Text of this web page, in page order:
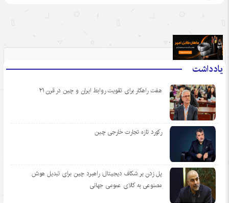
یادداشت
هفت راهکار برای تقویت روابط ایران و چین در قرن ۲۱
رکورد تازه تجارت خارجی چین
پل زدن بر شکاف دیجیتال: راهبرد چین برای تبدیل هوش
مصنوعی به کالای عمومی جهانی
.